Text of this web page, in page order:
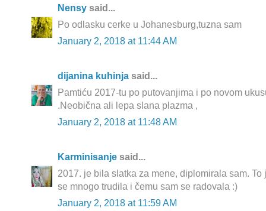
Nensy said...
Po odlasku cerke u Johanesburg,tuzna sam
January 2, 2018 at 11:44 AM
dijanina kuhinja said...
Pamtiću 2017-tu po putovanjima i po novom
.Neobična ali lepa slana plazma ,
January 2, 2018 at 11:48 AM
Karminisanje said...
2017. je bila slatka za mene, diplomirala sam. To
se mnogo trudila i čemu sam se radovala :)
January 2, 2018 at 11:59 AM